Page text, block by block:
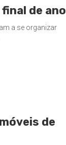
de ano
a se organizar
de